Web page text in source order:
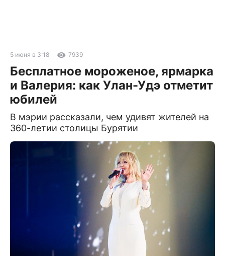
5 июня в 3:18 7939
Бесплатное мороженое, ярмарка
и Валерия: как Улан-Удэ отметит
юбилей
В мэрии рассказали, чем удивят жителей на
360-летии столицы Бурятии